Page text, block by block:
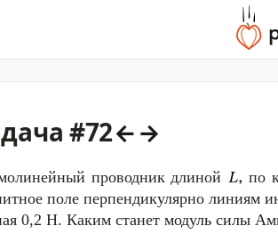
#72←→
проводник длиной по
поле перпендикулярно линиям
0,2 Н. Каким станет модуль силы